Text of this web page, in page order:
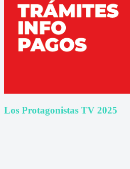
Los Protagonistas TV 2025